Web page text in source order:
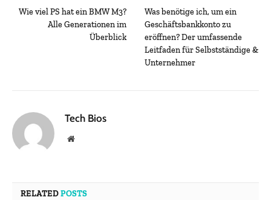
Wie viel PS hat ein BMW M3?
Alle Generationen im
Überblick
Was benötige ich, um ein
Geschäftsbankkonto zu
eröffnen? Der umfassende
Leitfaden für Selbstständige &
Unternehmer
Tech Bios
Website
RELATEDPOSTS